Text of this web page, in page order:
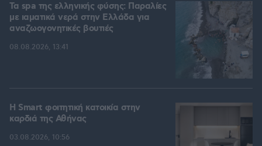
Τα spa της ελληνικής φύσης: Παραλίες
με ιαματικά νερά στην Ελλάδα για
αναζωογονητικές βουτιές
08.08.2026, 13:41
Η Smart φοιτητική κατοικία στην
καρδιά της Αθήνας
03.08.2026, 10:56